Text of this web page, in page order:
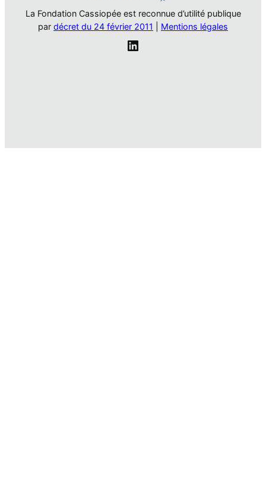
La Fondation Cassiopée est reconnue d’utilité publique
par décret du 24 février 2011 Mentions légales
LinkedIn